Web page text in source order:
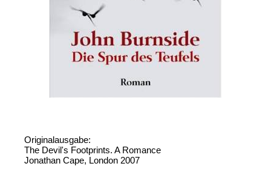
Originalausgabe:
The Devil's Footprints. A Romance
Jonathan Cape, London 2007